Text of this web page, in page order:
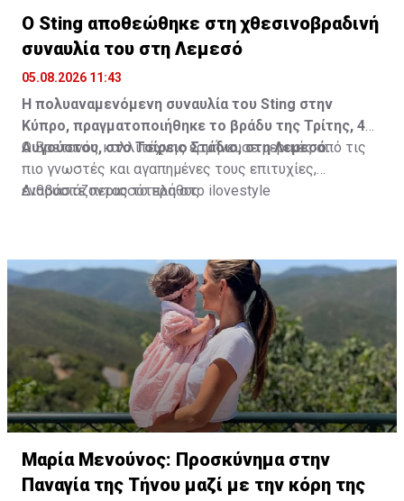
Ο Sting αποθεώθηκε στη χθεσινοβραδινή
συναυλία του στη Λεμεσό
05.08.2026 11:43
Η πολυαναμενόμενη συναυλία του Sting στην
Κύπρο, πραγματοποιήθηκε το βράδυ της Τρίτης, 4
Αυγούστου, στο Τσίρειο Στάδιο, στη Λεμεσό.
Ο Βρετανός καλλιτέχνης ερμήνευσε μερικές από τις
πιο γνωστές και αγαπημένες τους επιτυχίες,
ενθουσιάζοντας το πλήθος.
Διαβάστε περισσότερα στο ilovestyle
Μαρία Μενούνος: Προσκύνημα στην
Παναγία της Τήνου μαζί με την κόρη της